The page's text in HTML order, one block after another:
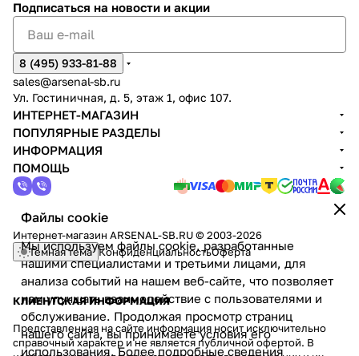
Файлы cookie
Мы используем файлы cookie, разработанные
нашими специалистами и третьими лицами, для
анализа событий на нашем веб-сайте, что позволяет
нам улучшать взаимодействие с пользователями и
обслуживание. Продолжая просмотр страниц
нашего сайта, вы принимаете условия его
использования. Более подробные сведения
Подписаться на новости и акции
8 (495) 933-81-88
sales@arsenal-sb.ru
Ул. Гостиничная, д. 5, этаж 1, офис 107.
ИНТЕРНЕТ-МАГАЗИН
ПОПУЛЯРНЫЕ РАЗДЕЛЫ
ИНФОРМАЦИЯ
ПОМОЩЬ
Интернет-магазин ARSENAL-SB.RU © 2003-2026
Темная тема КонфиденциальностьОферта
КЛИЕНТСКАЯ ИНФОРМАЦИЯ
Представленная на сайте информация носит исключительно
справочный характер и не является публичной офертой. В